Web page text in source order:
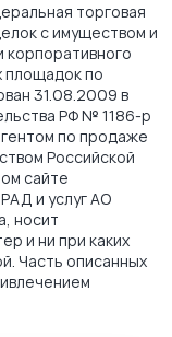
торговая
с имуществом и
корпоративного
площадок по
31.08.2009 в
РФ № 1186-р
по продаже
Российской
сайте
и услуг АО
носит
и ни при каких
Часть описанных